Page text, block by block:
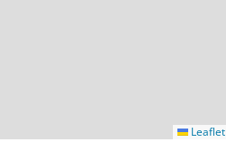
Leaflet